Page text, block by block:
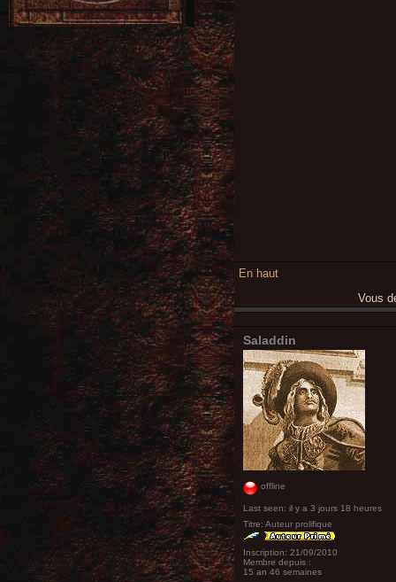
En haut
Vous
Saladdin
offline
Last seen: il y a 3 jours 18 heures
Titre: Auteur prolifique
Inscription: 21/09/2010
Membre depuis :
15 an 46 semaines